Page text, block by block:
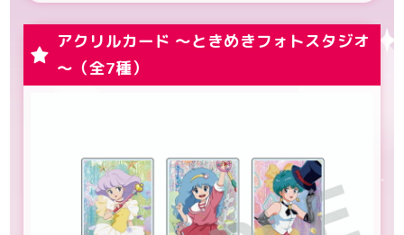
アクリルカード ～ときめきフォトスタジオ
～（全7種）